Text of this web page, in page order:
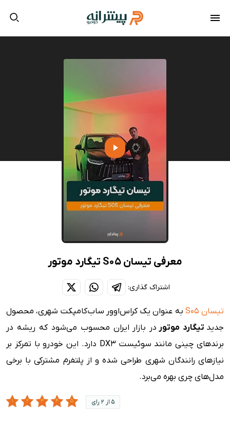
معرفی تیسان S05 تیگارد موتور
اشتراک گذاری:
تیسان S05
به عنوان یک کراس‌اوور ساب‌کامپکت شهری، محصول
جدید تیگارد موتوردر بازار ایران محسوب می‌شود که ریشه در
برندهای چینی مانند سوئیست DX3 دارد. این خودرو با تمرکز بر
نیازهای رانندگان شهری طراحی شده و از پلتفرم مشترکی با برخی
مدل‌های چری بهره می‌برد.
5 از 2 رای